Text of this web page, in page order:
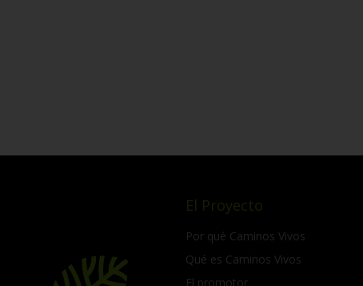
El Proyecto
Por qué Caminos Vivos
Qué es Caminos Vivos
El promotor